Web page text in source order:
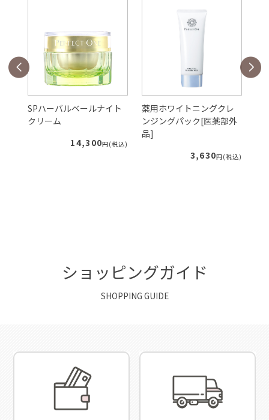
SPハーバルベールナイト
クリーム
14,300円(税込)
薬用ホワイトニングクレ
ンジングパック[医薬部外
品]
3,630円(税込)
ショッピングガイド
SHOPPING GUIDE